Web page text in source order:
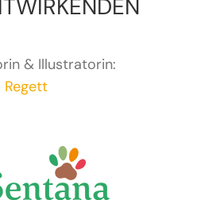
& Illustratorin:
Regett